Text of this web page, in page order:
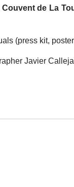
de La
(press kit,
Javier